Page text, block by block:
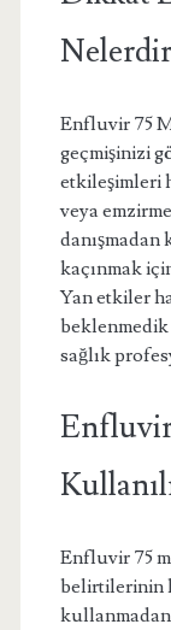
Enfluvir 75
geçmişinizi
etkileşimleri
veya
danışmadan
kaçınmak
Yan etkiler
sağlık
Enfluvir
Enfluvir 75
belirtilerinin